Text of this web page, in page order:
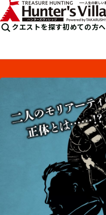
クエストを探す初めての方へ